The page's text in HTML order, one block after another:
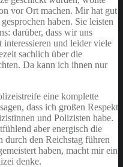
vor Ort machen. Mir hat gut
haben. Sie leisten
darüber, dass wir uns
und leider viele
sachlich über die
Da kann ich ihnen nur
eine komplette
dass ich großen Respekt
und Polizisten habe.
aber energisch die
durch den Reichstag führen
haben, macht mir ein
denke.